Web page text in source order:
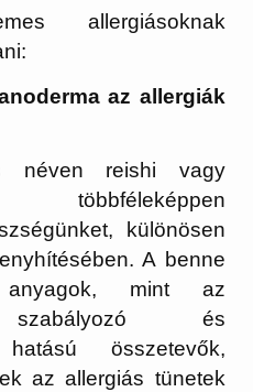
allergiásoknak
az allergiák
néven reishi vagy
többféleképpen
különösen
A benne
mint az
szabályozó és
hatású összetevők,
az allergiás tünetek